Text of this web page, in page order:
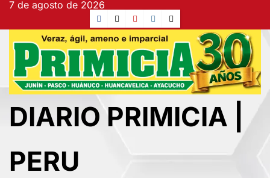
contenido
7 de agosto de 2026
Facebook
TikTokYouTube
Instagram
X
DIARIO PRIMICIA |
PERU